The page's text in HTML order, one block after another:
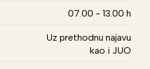
07.00 - 13.00 h
Uz prethodnu najavu
kao i JUO